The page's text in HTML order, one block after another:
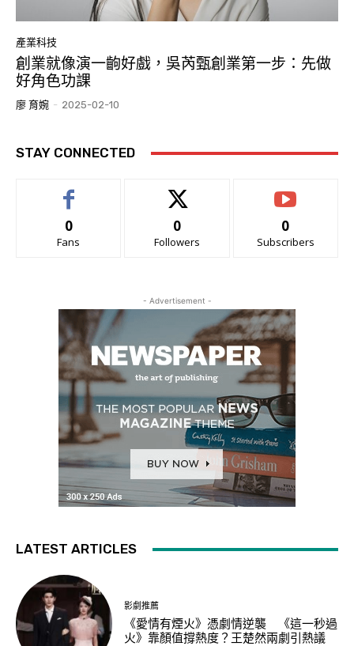
產業科技
創業就像演一齣好戲，吳芮甄創業第一步：先做
好角色功課
廖 育婉 - 2025-02-10
STAY CONNECTED
0
Fans
0
Followers
0
Subscribers
- Advertisement -
LATEST ARTICLES
影劇推薦
《愛情有煙火》憑劇情逆襲 《這一秒過
火》靠顏值撐熱度？王楚然兩劇引熱議